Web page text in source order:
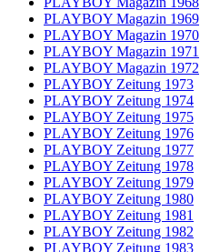
PLAYBOY Magazin 1969
PLAYBOY Magazin 1970
PLAYBOY Magazin 1971
PLAYBOY Magazin 1972
PLAYBOY Zeitung 1973
PLAYBOY Zeitung 1974
PLAYBOY Zeitung 1975
PLAYBOY Zeitung 1976
PLAYBOY Zeitung 1977
PLAYBOY Zeitung 1978
PLAYBOY Zeitung 1979
PLAYBOY Zeitung 1980
PLAYBOY Zeitung 1981
PLAYBOY Zeitung 1982
PLAYBOY Zeitung 1983